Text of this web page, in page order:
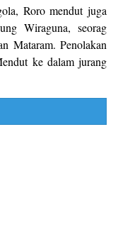
Roro mendut juga
Wiraguna, seorag
Mataram. Penolakan
ke dalam jurang